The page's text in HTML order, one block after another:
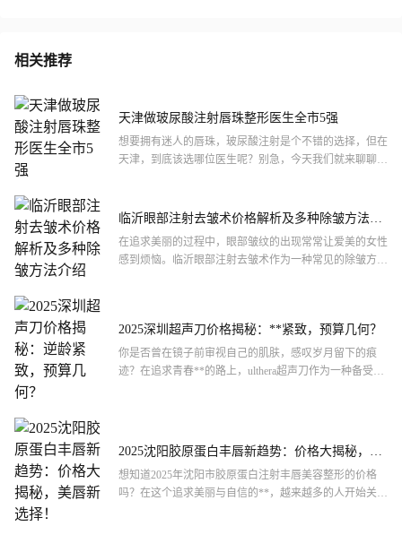
相关推荐
天津做玻尿酸注射唇珠整形医生全市5强
想要拥有迷人的唇珠，玻尿酸注射是个不错的选择，但在
天津，到底该选哪位医生呢？别急，今天我们就来聊聊天
临沂眼部注射去皱术价格解析及多种除皱方法介
绍
在追求美丽的过程中，眼部皱纹的出现常常让爱美的女性
感到烦恼。临沂眼部注射去皱术作为一种常见的除皱方
2025深圳超声刀价格揭秘：**紧致，预算几何？
你是否曾在镜子前审视自己的肌肤，感叹岁月留下的痕
迹？在追求青春**的路上，ulthera超声刀作为一种备受瞩
2025沈阳胶原蛋白丰唇新趋势：价格大揭秘，美
唇新选择！
想知道2025年沈阳市胶原蛋白注射丰唇美容整形的价格
吗？在这个追求美丽与自信的**，越来越多的人开始关注